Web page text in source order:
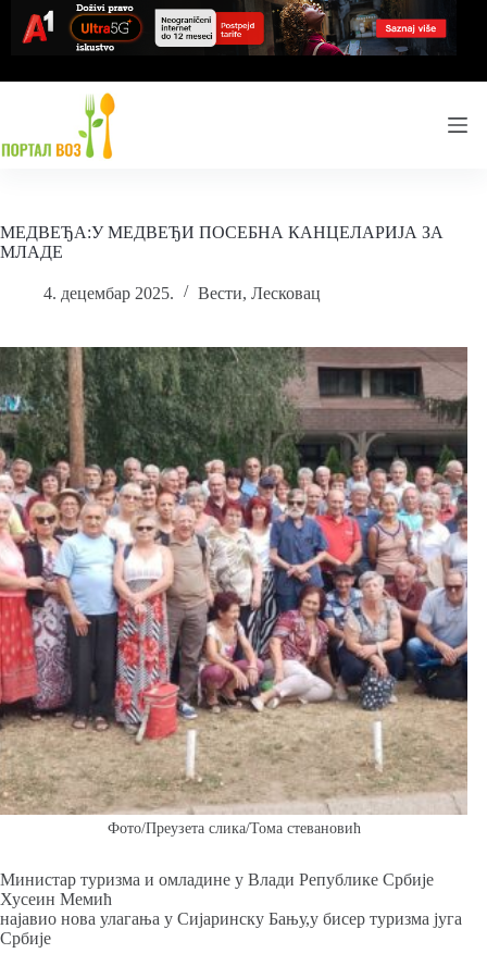
content
МЕДВЕЂА:У МЕДВЕЂИ ПОСЕБНА КАНЦЕЛАРИЈА ЗА
МЛАДЕ
4. децембар 2025. Вести, Лесковац
Фото/Преузета слика/Тома стевановић
Министар туризма и омладине у Влади Републике Србије
Хусеин Мемић
најавио нова улагања у Сијаринску Бању,у бисер туризма југа
Србије